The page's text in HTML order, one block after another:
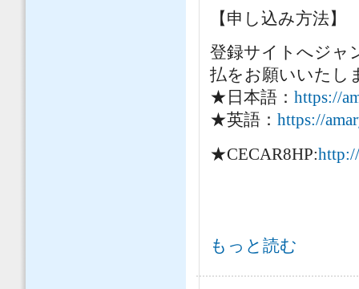
【申し込み方法】
登録サイトへジャ
払をお願いいたし
★日本語：https://
★英語：https://
★CECAR8HP:
CECAR8 早期参加登録迫る！！
もっと読む